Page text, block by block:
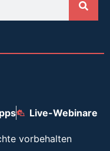
Live-Webinare
vorbehalten